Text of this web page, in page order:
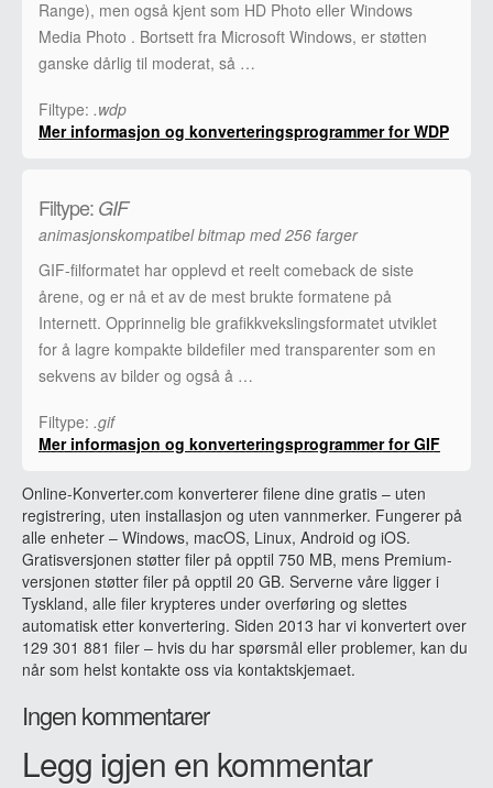
Range), men også kjent som HD Photo eller Windows
Media Photo . Bortsett fra Microsoft Windows, er støtten
ganske dårlig til moderat, så …
Filtype: .wdp
Mer informasjon og konverteringsprogrammer for WDP
Filtype: GIF
animasjonskompatibel bitmap med 256 farger
GIF-filformatet har opplevd et reelt comeback de siste
årene, og er nå et av de mest brukte formatene på
Internett. Opprinnelig ble grafikkvekslingsformatet utviklet
for å lagre kompakte bildefiler med transparenter som en
sekvens av bilder og også å …
Filtype: .gif
Mer informasjon og konverteringsprogrammer for GIF
Online-Konverter.com konverterer filene dine gratis – uten
registrering, uten installasjon og uten vannmerker. Fungerer på
alle enheter – Windows, macOS, Linux, Android og iOS.
Gratisversjonen støtter filer på opptil 750 MB, mens Premium-
versjonen støtter filer på opptil 20 GB. Serverne våre ligger i
Tyskland, alle filer krypteres under overføring og slettes
automatisk etter konvertering. Siden 2013 har vi konvertert over
129 301 881 filer – hvis du har spørsmål eller problemer, kan du
når som helst kontakte oss via kontaktskjemaet.
Ingen kommentarer
Legg igjen en kommentar